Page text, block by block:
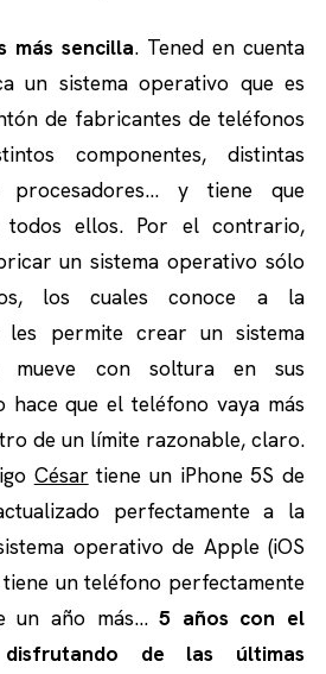
más sencilla. Tened en cuenta
un sistema operativo que es
de fabricantes de teléfonos
componentes, distintas
procesadores… y tiene que
ellos. Por el contrario,
un sistema operativo sólo
los cuales conoce a la
permite crear un sistema
mueve con soltura en sus
hace que el teléfono vaya más
de un límite razonable, claro.
César tiene un iPhone 5S de
perfectamente a la
operativo de Apple (iOS
un teléfono perfectamente
un año más…5 años con el
de las últimas